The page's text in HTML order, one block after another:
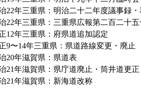
22年三重県：明治二十二年度議事録
22年三重県：三重県広報第二百二十五
12年三重県：府県道追加認定
9〜14年三重県：県道路線変更・廃止
20年滋賀県：県道表
21年滋賀県：県庁道廃止・筒井道更正
21年滋賀県：新海道改称